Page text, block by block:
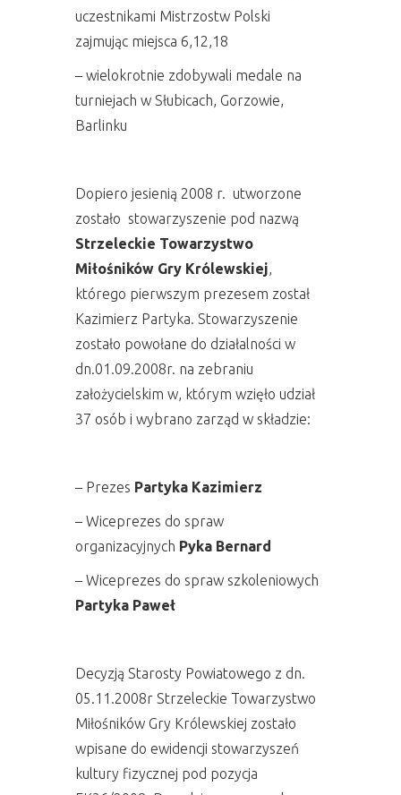
uczestnikami Mistrzostw Polski
zajmując miejsca 6,12,18
– wielokrotnie zdobywali medale na
turniejach w Słubicach, Gorzowie,
Barlinku
Dopiero jesienią 2008 r. utworzone
zostało stowarzyszenie pod nazwą
Strzeleckie Towarzystwo
Miłośników Gry Królewskiej,
którego pierwszym prezesem został
Kazimierz Partyka. Stowarzyszenie
zostało powołane do działalności w
dn.01.09.2008r. na zebraniu
założycielskim w, którym wzięło udział
37 osób i wybrano zarząd w składzie:
– Prezes Partyka Kazimierz
– Wiceprezes do spraw
organizacyjnych Pyka Bernard
– Wiceprezes do spraw szkoleniowych
Partyka Paweł
Decyzją Starosty Powiatowego z dn.
05.11.2008r Strzeleckie Towarzystwo
Miłośników Gry Królewskiej zostało
wpisane do ewidencji stowarzyszeń
kultury fizycznej pod pozycja